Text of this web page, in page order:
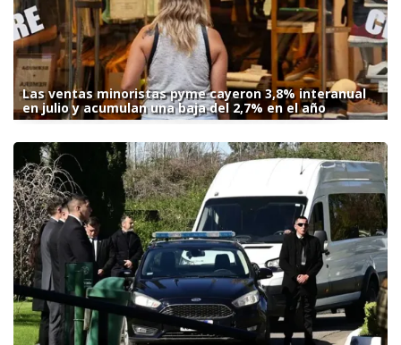
Las ventas minoristas pyme cayeron 3,8% interanual
en julio y acumulan una baja del 2,7% en el año